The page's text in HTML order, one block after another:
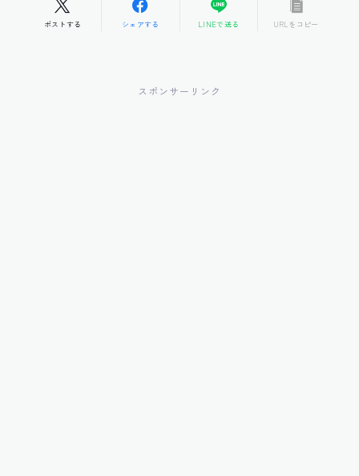
ポストする シェアする LINEで送る URLをコピー
スポンサーリンク